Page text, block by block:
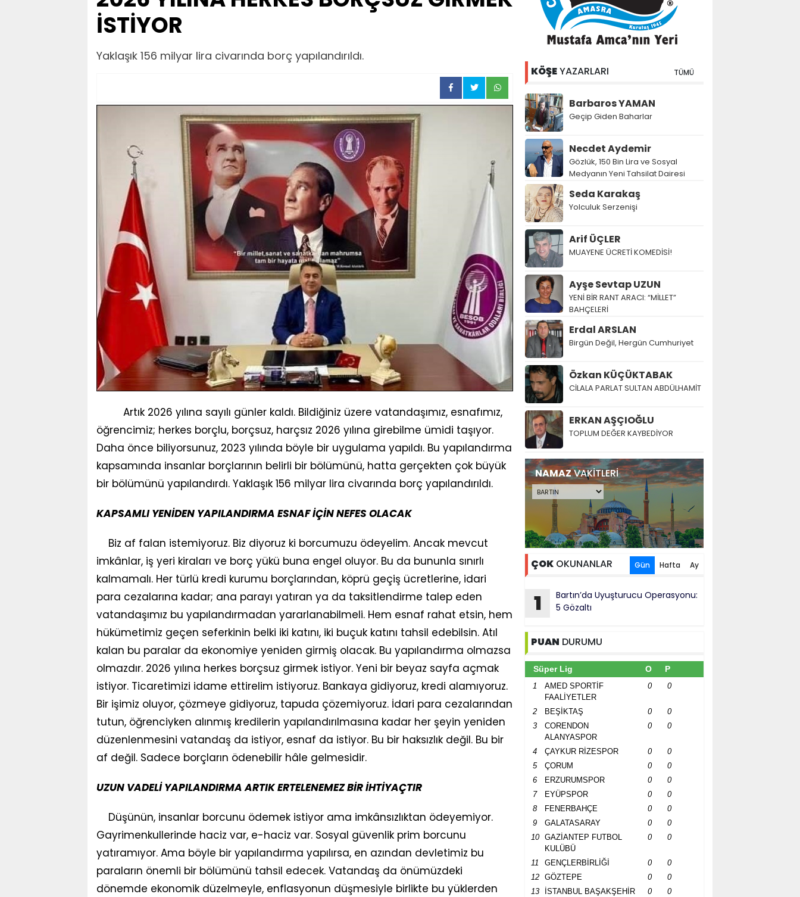
İSTİYOR
Yaklaşık 156 milyar lira civarında borç yapılandırıldı.
Artık 2026 yılına sayılı günler kaldı. Bildiğiniz üzere vatandaşımız, esnafımız,
öğrencimiz; herkes borçlu, borçsuz, harçsız 2026 yılına girebilme ümidi taşıyor.
Daha önce biliyorsunuz, 2023 yılında böyle bir uygulama yapıldı. Bu yapılandırma
kapsamında insanlar borçlarının belirli bir bölümünü, hatta gerçekten çok büyük
bir bölümünü yapılandırdı. Yaklaşık 156 milyar lira civarında borç yapılandırıldı.
KAPSAMLI YENİDEN YAPILANDIRMA ESNAF İÇİN NEFES OLACAK
Biz af falan istemiyoruz. Biz diyoruz ki borcumuzu ödeyelim. Ancak mevcut
imkânlar, iş yeri kiraları ve borç yükü buna engel oluyor. Bu da bununla sınırlı
kalmamalı. Her türlü kredi kurumu borçlarından, köprü geçiş ücretlerine, idari
para cezalarına kadar; ana parayı yatıran ya da taksitlendirme talep eden
vatandaşımız bu yapılandırmadan yararlanabilmeli. Hem esnaf rahat etsin, hem
hükümetimiz geçen seferkinin belki iki katını, iki buçuk katını tahsil edebilsin. Atıl
kalan bu paralar da ekonomiye yeniden girmiş olacak. Bu yapılandırma olmazsa
olmazdır. 2026 yılına herkes borçsuz girmek istiyor. Yeni bir beyaz sayfa açmak
istiyor. Ticaretimizi idame ettirelim istiyoruz. Bankaya gidiyoruz, kredi alamıyoruz.
Bir işimiz oluyor, çözmeye gidiyoruz, tapuda çözemiyoruz. İdari para cezalarından
tutun, öğrenciyken alınmış kredilerin yapılandırılmasına kadar her şeyin yeniden
düzenlenmesini vatandaş da istiyor, esnaf da istiyor. Bu bir haksızlık değil. Bu bir
af değil. Sadece borçların ödenebilir hâle gelmesidir.
UZUN VADELİ YAPILANDIRMA ARTIK ERTELENEMEZ BİR İHTİYAÇTIR
Düşünün, insanlar borcunu ödemek istiyor ama imkânsızlıktan ödeyemiyor.
Gayrimenkullerinde haciz var, e-haciz var. Sosyal güvenlik prim borcunu
yatıramıyor. Ama böyle bir yapılandırma yapılırsa, en azından devletimiz bu
paraların önemli bir bölümünü tahsil edecek. Vatandaş da önümüzdeki
dönemde ekonomik düzelmeyle, enflasyonun düşmesiyle birlikte bu yüklerden
KÖŞEYAZARLARI TÜMÜ
Barbaros YAMAN
Geçip Giden Baharlar
Necdet Aydemir
Gözlük, 150 Bin Lira ve Sosyal
Medyanın Yeni Tahsilat Dairesi
Seda Karakaş
Yolculuk Serzenişi
Arif ÜÇLER
MUAYENE ÜCRETİ KOMEDİSİ!
Ayşe Sevtap UZUN
YENİ BİR RANT ARACI: “MİLLET”
BAHÇELERİ
Erdal ARSLAN
Birgün Değil, Hergün Cumhuriyet
Özkan KÜÇÜKTABAK
CİLALA PARLAT SULTAN ABDÜLHAMİT
ERKAN AŞÇIOĞLU
TOPLUM DEĞER KAYBEDİYOR
NAMAZVAKİTLERİ
ÇOK OKUNANLAR Gün Hafta Ay
1
Bartın’da Uyuşturucu Operasyonu:
5 Gözaltı
PUAN DURUMU
Süper Lig O P
1
AMED SPORTİF
FAALİYETLER
0 0
2 BEŞİKTAŞ 0
0
3
CORENDON
ALANYASPOR
0 0
4 ÇAYKUR RİZESPOR 0
0
5
ÇORUM 0
0
6
ERZURUMSPOR 0
0
7
EYÜPSPOR 0
0
8
FENERBAHÇE 0
0
9
GALATASARAY 0
0
10
GAZİANTEP FUTBOL
KULÜBÜ
0 0
11 GENÇLERBİRLİĞİ 0
0
12
GÖZTEPE 0
0
13
İSTANBUL BAŞAKŞEHİR 0
0